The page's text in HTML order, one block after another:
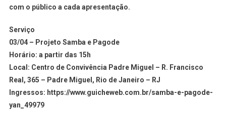
com o público a cada apresentação.
Serviço
03/04 – Projeto Samba e Pagode
Horário: a partir das 15h
Local: Centro de Convivência Padre Miguel – R. Francisco
Real, 365 – Padre Miguel, Rio de Janeiro – RJ
Ingressos: https://www.guicheweb.com.br/samba-e-pagode-
yan_49979